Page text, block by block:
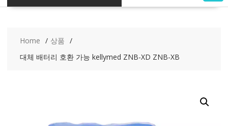
Home
상품
대체 배터리 호환 가능 kellymed ZNB-XD ZNB-XB